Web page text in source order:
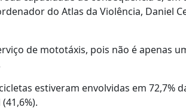
do Atlas da Violência, Daniel
de mototáxis, pois não é apenas
estiveram envolvidas em 72,7%